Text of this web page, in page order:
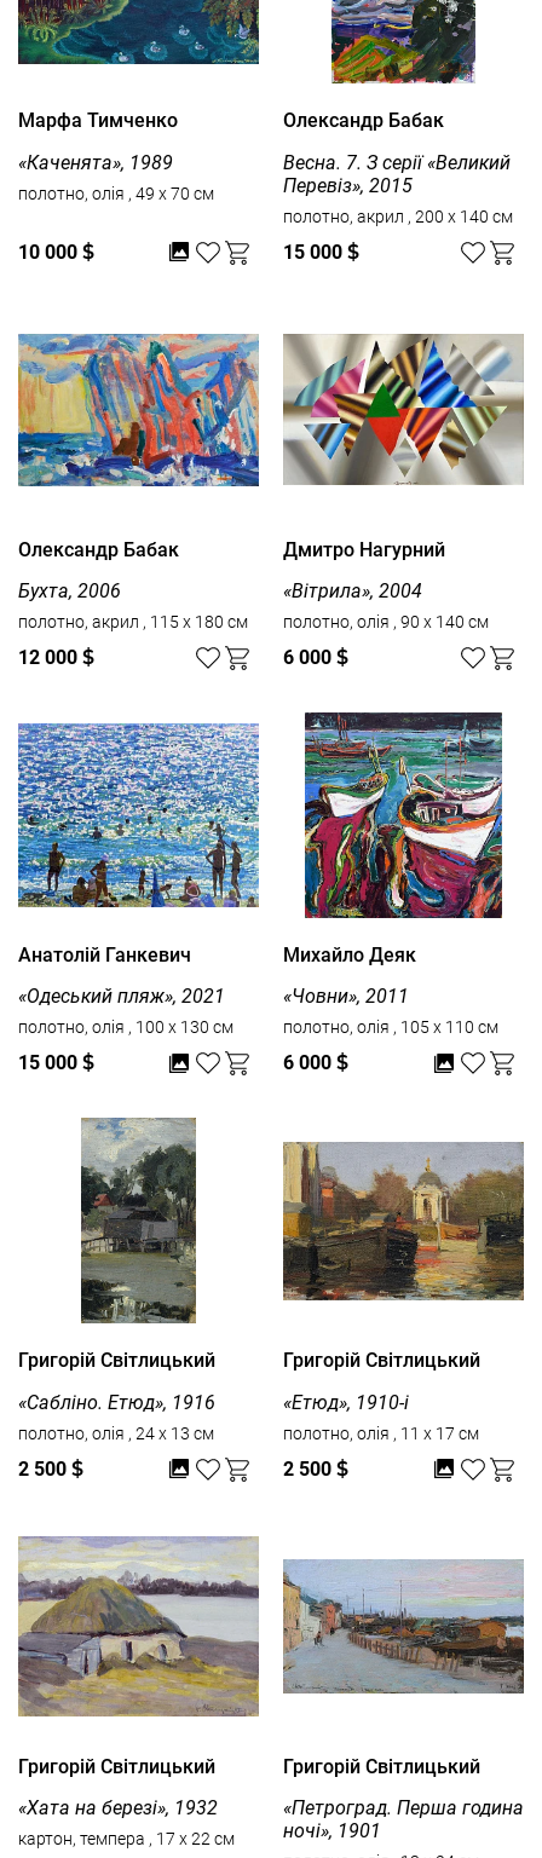
Марфа Тимченко
«Каченята», 1989
полотно, олія , 49 x 70 см
10 000 $
Олександр Бабак
Весна. 7. З серії «Великий
Перевіз», 2015
полотно, акрил , 200 x 140 см
15 000 $
Олександр Бабак
Бухта, 2006
полотно, акрил , 115 x 180 см
12 000 $
Дмитро Нагурний
«Вітрила», 2004
полотно, олія , 90 x 140 см
6 000 $
Анатолій Ганкевич
«Одеський пляж», 2021
полотно, олія , 100 x 130 см
15 000 $
Михайло Деяк
«Човни», 2011
полотно, олія , 105 x 110 см
6 000 $
Григорій Світлицький
«Сабліно. Етюд», 1916
полотно, олія , 24 x 13 см
2 500 $
Григорій Світлицький
«Етюд», 1910-і
полотно, олія , 11 x 17 см
2 500 $
Григорій Світлицький
«Хата на березі», 1932
картон, темпера , 17 x 22 см
Григорій Світлицький
«Петроград. Перша година
ночі», 1901